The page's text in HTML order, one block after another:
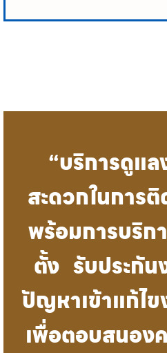
“บริการดูแ
สะดวกในการ
พร้อมการบริก
ตั้ง รับประกั
ปัญหาเข้าแก้ไข
เพื่อตอบสนอง